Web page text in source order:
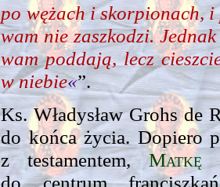
po wężach i skorpionach, i
wam nie zaszkodzi.
wam poddają, lecz
w niebie«”.
Ks. Władysław Grohs de
do końca życia. Dopiero
z testamentem,Matkę
do centrum